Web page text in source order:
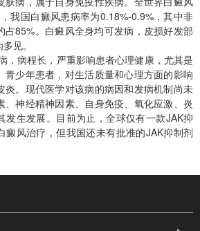
我国白癜风患病率为0.18%-0.9%，其中非
占85%。白癜风全身均可发病，皮损好发部
见。
病程长，严重影响患者心理健康，尤其是
青少年患者，对生活质量和心理方面的影响
炎。现代医学对该病的病因和发病机制尚未
、神经精神因素、自身免疫、氧化应激、炎
发生发展。目前为止，全球仅有一款JAK抑
癜风治疗，但我国还未有批准的JAK抑制剂